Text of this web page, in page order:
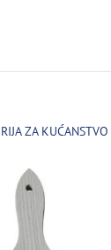
ZA KUĆANSTVO